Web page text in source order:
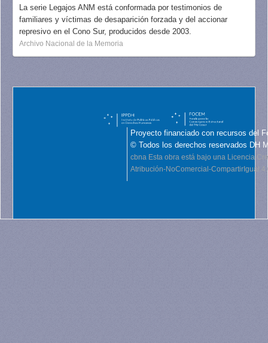
La serie Legajos ANM está conformada por testimonios de
familiares y víctimas de desaparición forzada y del accionar
represivo en el Cono Sur, producidos desde 2003.
Archivo Nacional de la Memoria
Proyecto financiado con recursos del
© Todos los derechos reservados DH
cbna Esta obra está bajo una Licencia
Atribución-NoComercial-CompartirIgual